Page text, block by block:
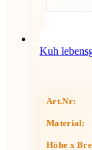
Kuh
Art.Nr:
Material:
Höhe x